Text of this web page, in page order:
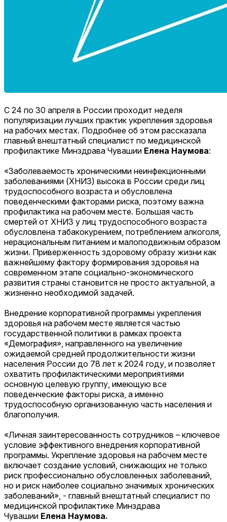
С 24 по 30 апреля в России проходит неделя
популяризации лучших практик укрепления здоровья
на рабочих местах. Подробнее об этом рассказала
главный внештатный специалист по медицинской
профилактике Минздрава Чувашии Елена Наумова:
«Заболеваемость хроническими неинфекционными
заболеваниями (ХНИЗ) высока в России среди лиц
трудоспособного возраста и обусловлена
поведенческими факторами риска, поэтому важна
профилактика на рабочем месте. Большая часть
смертей от ХНИЗ у лиц трудоспособного возраста
обусловлена табакокурением, потреблением алкоголя,
нерациональным питанием и малоподвижным образом
жизни. Приверженность здоровому образу жизни как
важнейшему фактору формирования здоровья на
современном этапе социально-экономического
развития страны становится не просто актуальной, а
жизненно необходимой задачей.
Внедрение корпоративной программы укрепления
здоровья на рабочем месте является частью
государственной политики в рамках проекта
«Демография», направленного на увеличение
ожидаемой средней продолжительности жизни
населения России до 78 лет к 2024 году, и позволяет
охватить профилактическими мероприятиями
основную целевую группу, имеющую все
поведенческие факторы риска, а именно
трудоспособную организованную часть населения и
благополучия.
«Личная заинтересованность сотрудников – ключевое
условие эффективного внедрения корпоративной
программы. Укрепление здоровья на рабочем месте
включает создание условий, снижающих не только
риск профессионально обусловленных заболеваний,
но и риск наиболее социально значимых хронических
заболеваний», - главный внештатный специалист по
медицинской профилактике Минздрава
Чувашии Елена Наумова.